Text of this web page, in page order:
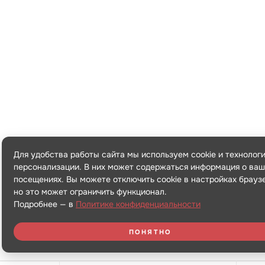
Для удобства работы сайта мы используем cookie и
персонализации. В них может содержаться информация о
посещениях. Вы можете отключить cookie в настройках
но это может ограничить функционал.
Подробнее — в Политике конфиденциальности
ПОНЯТНО